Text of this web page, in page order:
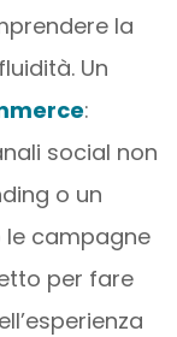
la
Un
:
social non
o un
le campagne
per fare